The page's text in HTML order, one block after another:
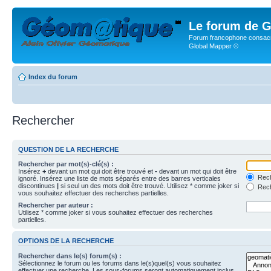
Le forum de
Forum francophone
Global Mapper ©
Index du forum
Rechercher
QUESTION DE LA RECHERCHE
Rechercher par mot(s)-clé(s) :
Insérez + devant un mot qui doit être trouvé et - devant un mot qui doit être
ignoré. Insérez une liste de mots séparés entre des barres verticales
discontinues | si seul un des mots doit être trouvé. Utilisez * comme joker si
vous souhaitez effectuer des recherches partielles.
Rechercher par auteur :
Utilisez * comme joker si vous souhaitez effectuer des recherches
partielles.
OPTIONS DE LA RECHERCHE
Rechercher dans le(s) forum(s) :
Sélectionnez le forum ou les forums dans le(s)quel(s) vous souhaitez